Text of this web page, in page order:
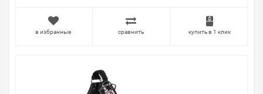
сайте именно то, что искали, потратив на это минимум
времени. Есть поиск по позициям.
поставщиками, продаем товар от давно
зарекомендовавших себя брендов.
в избранные сравнить купить в 1 клик